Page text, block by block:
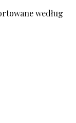
według